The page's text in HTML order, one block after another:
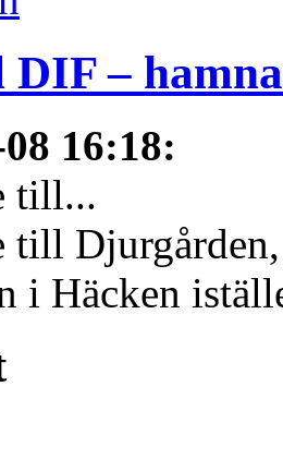
–
16:18:
till...
Djurgården,
i Häcken